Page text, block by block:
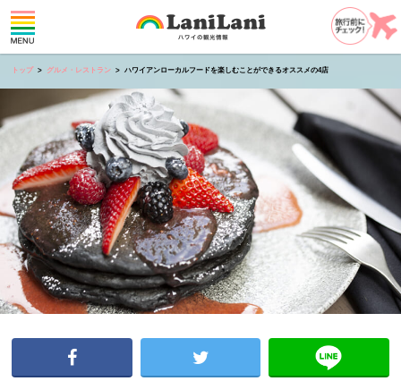
トップ グルメ・レストラン ハワイアンローカルフードを楽しむことができるオススメの4店